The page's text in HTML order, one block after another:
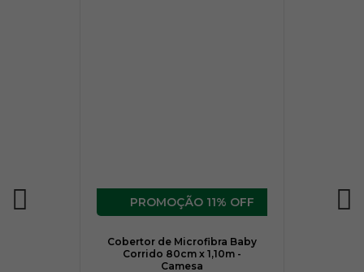
11% OFF
Cobertor de Microfibra Baby
Corrido 80cm x 1,10m -
Camesa